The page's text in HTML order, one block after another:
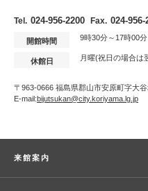
Tel. 024-956-2200 Fax. 024-956-
開館時間 9時30分～17時00
休館日 月曜(祝日の場合は
〒963-0666 福島県郡山市安原町字大
E-mail:bijutsukan@city.koriyama.lg.jp
来館案内